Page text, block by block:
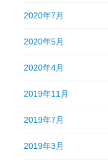
2020年7月
2020年5月
2020年4月
2019年11月
2019年7月
2019年3月